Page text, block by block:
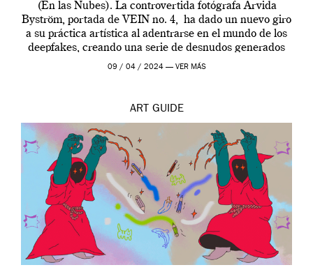
(En las Nubes). La controvertida fotógrafa Arvida
Byström, portada de VEIN no. 4, ha dado un nuevo giro
a su práctica artística al adentrarse en el mundo de los
deepfakes, creando una serie de desnudos generados
por […]
09 / 04 / 2024 — VER MÁS
ART GUIDE